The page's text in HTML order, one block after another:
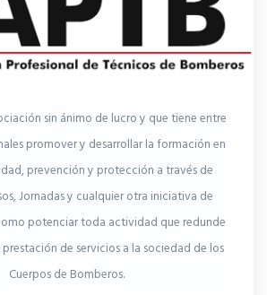
sin ánimo de lucro y que tiene entre
promover y desarrollar la formación en
prevención y protección a través de
Jornadas y cualquier otra iniciativa de
potenciar toda actividad que redunde
de servicios a la sociedad de los
Cuerpos de Bomberos.